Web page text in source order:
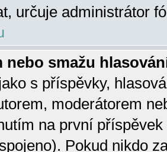
určuje administrátor
nebo smažu
s příspěvky,
moderátorem
na první
Pokud nikdo